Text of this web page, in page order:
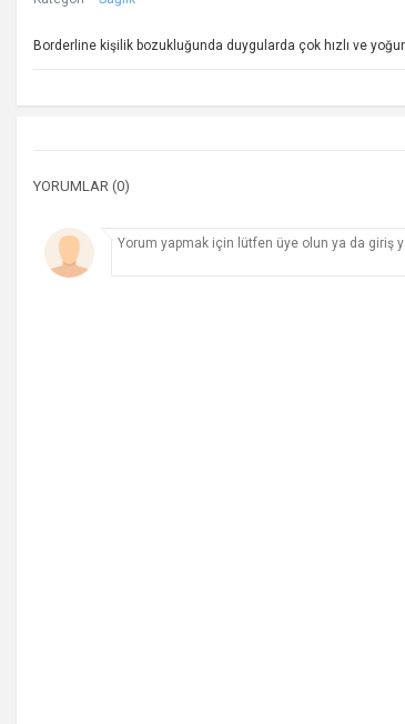
Borderline kişilik bozukluğunda duygularda çok hızlı ve
YORUMLAR (0)